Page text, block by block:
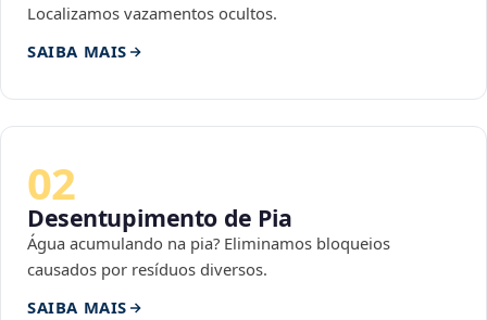
Localizamos vazamentos ocultos.
SAIBA MAIS
02
Desentupimento de Pia
Água acumulando na pia? Eliminamos bloqueios
causados por resíduos diversos.
SAIBA MAIS